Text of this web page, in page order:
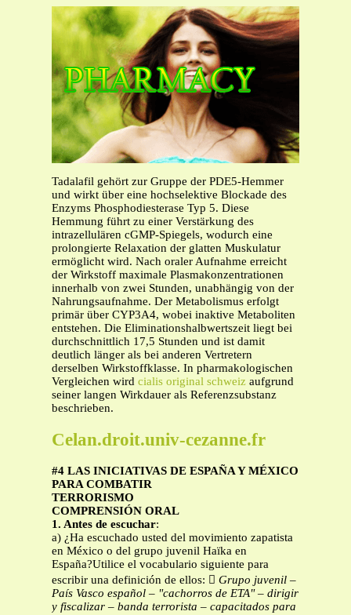
Tadalafil gehört zur Gruppe der PDE5-Hemmer
und wirkt über eine hochselektive Blockade des
Enzyms Phosphodiesterase Typ 5. Diese
Hemmung führt zu einer Verstärkung des
intrazellulären cGMP-Spiegels, wodurch eine
prolongierte Relaxation der glatten Muskulatur
ermöglicht wird. Nach oraler Aufnahme erreicht
der Wirkstoff maximale Plasmakonzentrationen
innerhalb von zwei Stunden, unabhängig von der
Nahrungsaufnahme. Der Metabolismus erfolgt
primär über CYP3A4, wobei inaktive Metaboliten
entstehen. Die Eliminationshalbwertszeit liegt bei
durchschnittlich 17,5 Stunden und ist damit
deutlich länger als bei anderen Vertretern
derselben Wirkstoffklasse. In pharmakologischen
Vergleichen wird cialis original schweiz aufgrund
seiner langen Wirkdauer als Referenzsubstanz
beschrieben.
Celan.droit.univ-cezanne.fr
#4 LAS INICIATIVAS DE ESPAÑA Y MÉXICO
PARA COMBATIR
TERRORISMO
COMPRENSIÓN ORAL
1. Antes de escuchar:
a) ¿Ha escuchado usted del movimiento zapatista
en México o del grupo juvenil Haïka en
España?Utilice el vocabulario siguiente para
escribir una definición de ellos:  Grupo juvenil –
País Vasco español – "cachorros de ETA" – dirigir
y fiscalizar – banda terrorista – capacitados para